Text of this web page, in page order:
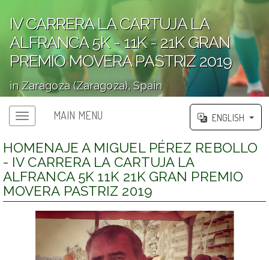
IV CARRERA LA CARTUJA LA
ALFRANCA 5K - 11K - 21K GRAN
PREMIO MOVERA PASTRIZ 2019
in Zaragoza (Zaragoza), Spain
Main menuMAIN MENU ENGLISH
HOMENAJE A MIGUEL PÉREZ REBOLLO
- IV CARRERA LA CARTUJA LA
ALFRANCA 5K 11K 21K GRAN PREMIO
MOVERA PASTRIZ 2019